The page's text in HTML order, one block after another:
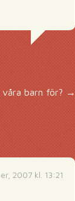
barn för?→
2007 kl. 13:21